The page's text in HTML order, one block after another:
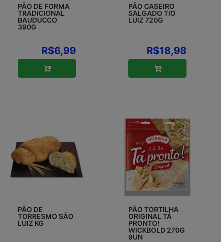
PÃO DE FORMA
TRADICIONAL
BAUDUCCO
390G
R$6,99
PÃO CASEIRO
SALGADO TIO
LUIZ 720G
R$18,98
PÃO DE
TORRESMO SÃO
LUIZ KG
PÃO TORTILHA
ORIGINAL TÁ
PRONTO!
WICKBOLD 270G
9UN